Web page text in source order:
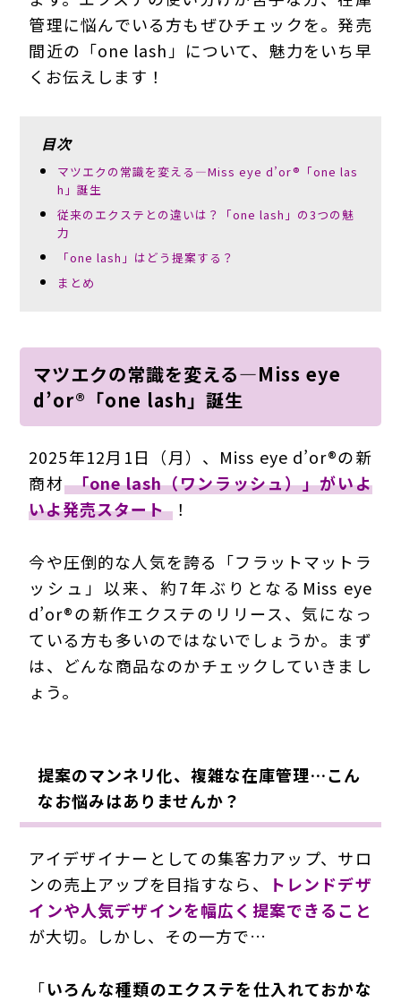
管理に悩んでいる方もぜひチェックを。発売
間近の「one lash」について、魅力をいち早
くお伝えします！
目次
マツエクの常識を変える―Miss eye d’or®「one las
h」誕生
従来のエクステとの違いは？「one lash」の3つの魅
力
「one lash」はどう提案する？
まとめ
マツエクの常識を変える―Miss eye
d’or®「one lash」誕生
2025年12月1日（月）、Miss eye d’or®の新
商材 「one lash（ワンラッシュ）」がいよ
いよ発売スタート ！
今や圧倒的な人気を誇る「フラットマットラ
ッシュ」以来、約7年ぶりとなるMiss eye
d’or®の新作エクステのリリース、気になっ
ている方も多いのではないでしょうか。まず
は、どんな商品なのかチェックしていきまし
ょう。
提案のマンネリ化、複雑な在庫管理…こん
なお悩みはありませんか？
アイデザイナーとしての集客力アップ、サロ
ンの売上アップを目指すなら、
トレンドデザ
インや人気デザインを幅広く提案できること
が大切。しかし、その一方で…
「いろんな種類のエクステを仕入れておかな